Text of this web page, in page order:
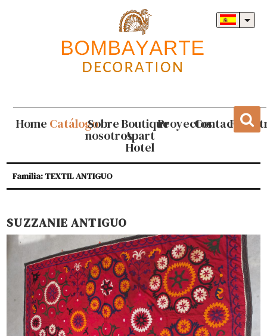
Home CatálogoSobre
nosotros
Boutique
Apart
Hotel
ProyectosContacto
Familia: TEXTIL ANTIGUO
SUZZANIE ANTIGUO